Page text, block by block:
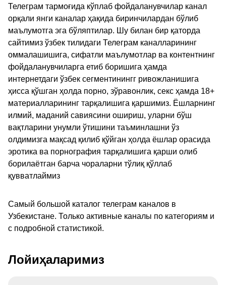
Телеграм тармоғида кўплаб фойдаланувчилар канал
орқали янги каналар ҳақида биринчилардан бўлиб
маълумотга эга бўляптилар. Шу билан бир қаторда
сайтимиз ўзбек тилидаги Телеграм каналларининг
оммалашишига, сифатли маълумотлар ва контентнинг
фойдаланувчиларга етиб боришига ҳамда
интернетдаги ўзбек сегментинингг ривожланишига
ҳисса қўшган ҳолда порно, зўравонлик, секс ҳамда 18+
материалларининг тарқалишига қаршимиз. Ёшларнинг
илмий, маданий савиясини ошириш, уларни бўш
вақтларини унумли ўтишини таъминлашни ўз
олдимизга мақсад қилиб қўйган ҳолда ёшлар орасида
эротика ва порнография тарқалишига қарши олиб
борилаётган барча чораларни тўлиқ қўллаб
қувватлаймиз
Самый большой каталог телеграм каналов в
Узбекистане. Только активные каналы по категориям и
с подробной статистикой.
Лойиҳаларимиз